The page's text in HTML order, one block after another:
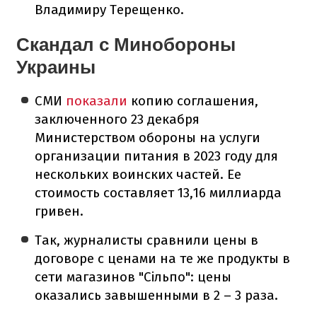
Владимиру Терещенко.
Скандал с Минобороны
Украины
СМИ показали копию соглашения,
заключенного 23 декабря
Министерством обороны на услуги
организации питания в 2023 году для
нескольких воинских частей. Ее
стоимость составляет 13,16 миллиарда
гривен.
Так, журналисты сравнили цены в
договоре с ценами на те же продукты в
сети магазинов "Сільпо": цены
оказались завышенными в 2 – 3 раза.